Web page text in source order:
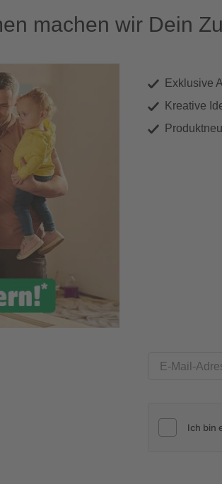
machen wir Dein
Exklusive
Kreative
E-Mail-